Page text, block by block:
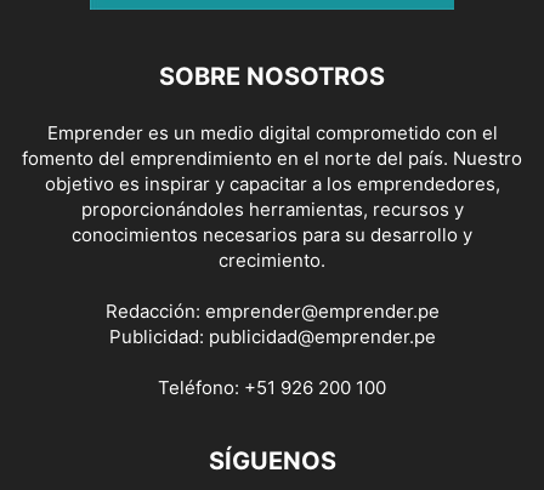
SOBRE NOSOTROS
Emprender es un medio digital comprometido con el
fomento del emprendimiento en el norte del país. Nuestro
objetivo es inspirar y capacitar a los emprendedores,
proporcionándoles herramientas, recursos y
conocimientos necesarios para su desarrollo y
crecimiento.
Redacción: emprender@emprender.pe
Publicidad: publicidad@emprender.pe
Teléfono: +51 926 200 100
SÍGUENOS